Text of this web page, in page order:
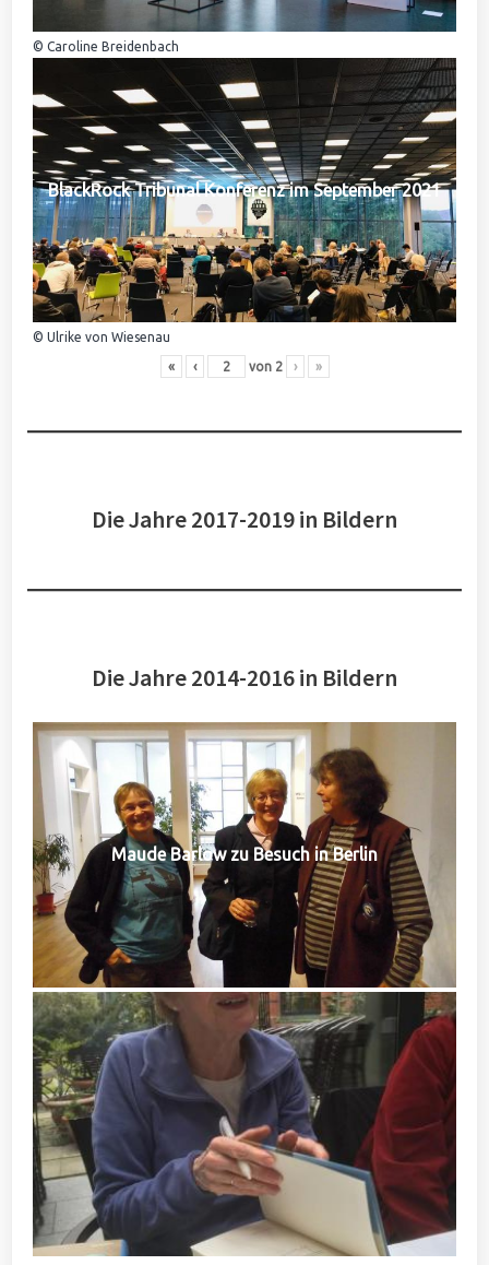
© Caroline Breidenbach
BlackRock Tribunal Konferenz im September 2021
© Ulrike von Wiesenau
« ‹ von 2 › »
Die Jahre 2017-2019 in Bildern
Die Jahre 2014-2016 in Bildern
Maude Barlow zu Besuch in Berlin